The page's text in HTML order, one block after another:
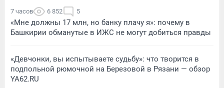
7 часов 6 852 5
«Мне должны 17 млн, но банку плачу я»: почему в
Башкирии обманутые в ИЖС не могут добиться правды
«Девчонки, вы испытываете судьбу»: что творится в
подпольной рюмочной на Березовой в Рязани — обзор
YA62.RU